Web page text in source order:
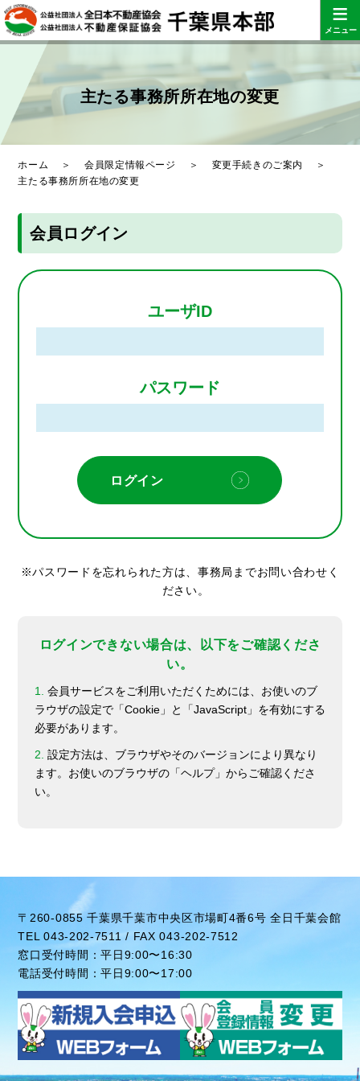
≡
メニュー
主たる事務所所在地の変更
ホーム ＞会員限定情報ページ ＞ 変更手続きのご案内
＞
主たる事務所所在地の変更
会員ログイン
ユーザID
パスワード
パスワードを忘れられた方は、事務局までお問い合わせく
ださい。
ログインできない場合は、以下をご確認くださ
い。
1. 会員サービスをご利用いただくためには、お使いのブ
ラウザの設定で「Cookie」と「JavaScript」を有効にする
必要があります。
2. 設定方法は、ブラウザやそのバージョンにより異なり
ます。お使いのブラウザの「ヘルプ」からご確認くださ
い。
〒260-0855 千葉県千葉市中央区市場町4番6号 全日千葉会館
TEL 043-202-7511 / FAX 043-202-7512
窓口受付時間：平日9:00〜16:30
電話受付時間：平日9:00〜17:00